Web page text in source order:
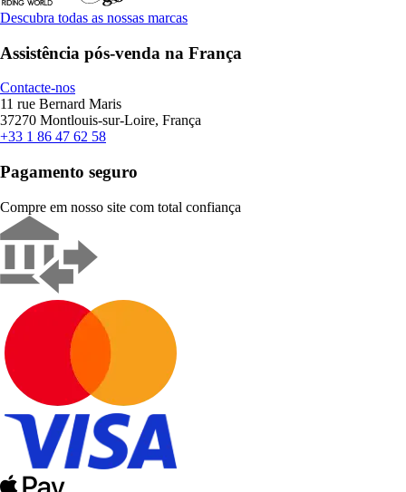
Descubra todas as nossas marcas
Assistência pós-venda na França
Contacte-nos
11 rue Bernard Maris
37270 Montlouis-sur-Loire, França
+33 1 86 47 62 58
Pagamento seguro
Compre em nosso site com total confiança